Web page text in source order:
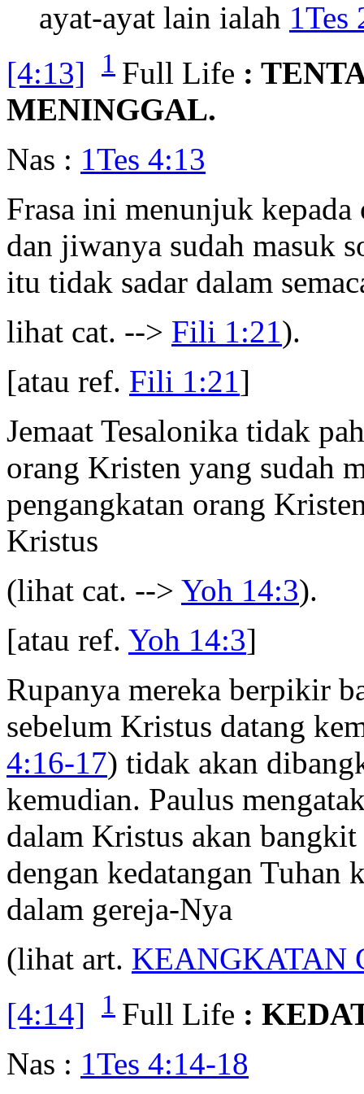
ayat-ayat lain ialah
[4:13]
1 Full Life :
MENINGGAL.
Nas : 1Tes 4:13
Frasa ini menunjuk
dan jiwanya sudah masuk
itu tidak sadar dalam
lihat cat. --> Fili 1:21).
[atau ref. Fili 1:21]
Jemaat Tesalonika tidak
orang Kristen yang sudah
pengangkatan orang
Kristus
(lihat cat. --> Yoh 14:3).
[atau ref. Yoh 14:3]
Rupanya mereka berpikir
sebelum Kristus datang
4:16-17) tidak akan
kemudian. Paulus
dalam Kristus akan bangkit
dengan kedatangan Tuhan
dalam gereja-Nya
(lihat art. KEANGKATAN
[4:14]
1 Full Life :
Nas : 1Tes 4:14-18